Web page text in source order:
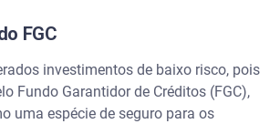
FGC
investimentos de baixo risco, pois
Fundo Garantidor de Créditos (FGC),
uma espécie de seguro para os